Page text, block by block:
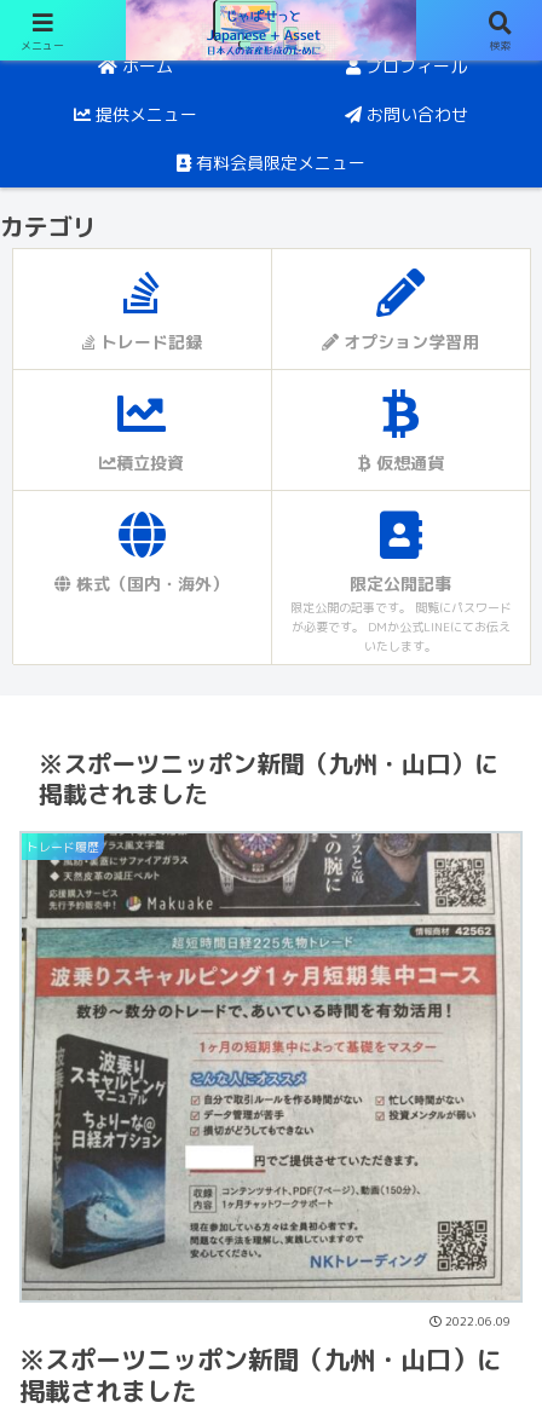
日経オプションと投資。目指すは5年後にFIRE
ホーム プロフィール
提供メニュー お問い合わせ
有料会員限定メニュー
カテゴリ
トレード記録 オプション学習用
積立投資 仮想通貨
株式（国内・海外） 限定公開記事
限定公開の記事です。 閲覧にパスワード
が必要です。 DMか公式LINEにてお伝え
いたします。
※スポーツニッポン新聞（九州・山口）に
掲載されました
トレード履歴
2022.06.09
※スポーツニッポン新聞（九州・山口）に
掲載されました
メニュー 検索